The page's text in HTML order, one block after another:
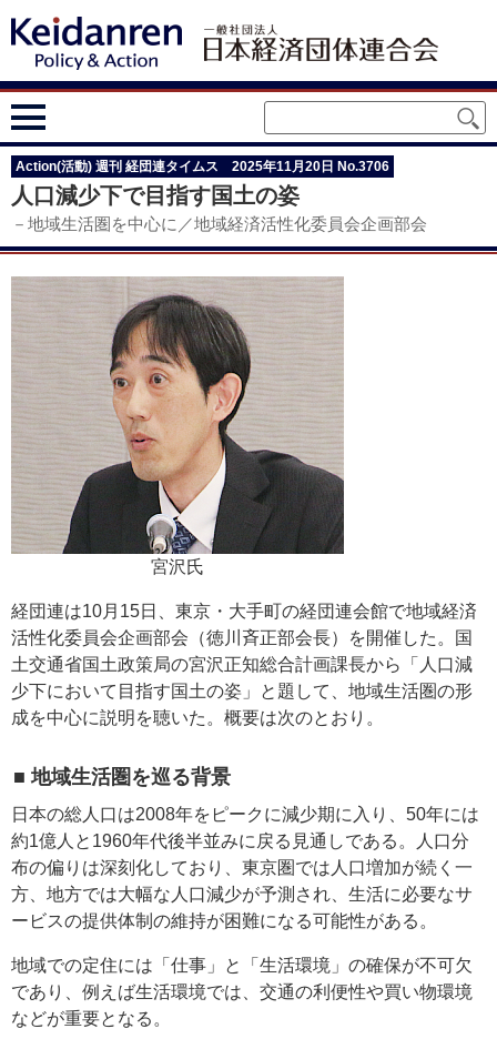
Action(活動) 週刊 経団連タイムス 2025年11月20日 No.3706
人口減少下で目指す国土の姿
－地域生活圏を中心に／地域経済活性化委員会企画部会
宮沢氏
経団連は10月15日、東京・大手町の経団連会館で地域経済
活性化委員会企画部会（徳川斉正部会長）を開催した。国
土交通省国土政策局の宮沢正知総合計画課長から「人口減
少下において目指す国土の姿」と題して、地域生活圏の形
成を中心に説明を聴いた。概要は次のとおり。
■ 地域生活圏を巡る背景
日本の総人口は2008年をピークに減少期に入り、50年には
約1億人と1960年代後半並みに戻る見通しである。人口分
布の偏りは深刻化しており、東京圏では人口増加が続く一
方、地方では大幅な人口減少が予測され、生活に必要なサ
ービスの提供体制の維持が困難になる可能性がある。
地域での定住には「仕事」と「生活環境」の確保が不可欠
であり、例えば生活環境では、交通の利便性や買い物環境
などが重要となる。